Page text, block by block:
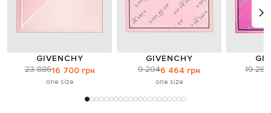
GIVENCHY
23 88616 700 грн
one size
GIVENCHY
9 2046 464 грн
one size
19 285